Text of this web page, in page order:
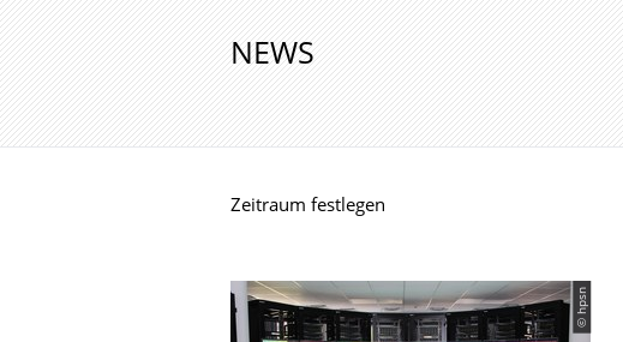
NEWS
Zeitraum festlegen
© hpsn